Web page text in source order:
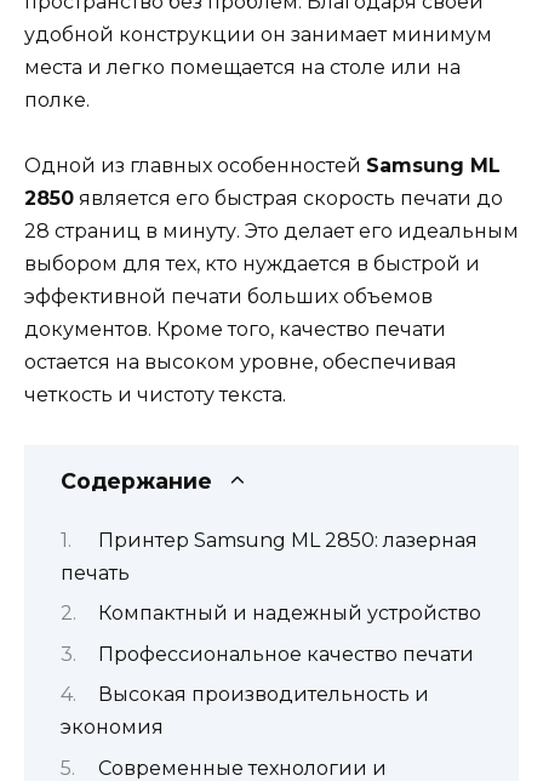
удобной конструкции он занимает минимум
места и легко помещается на столе или на
полке.
Одной из главных особенностей Samsung ML
2850 является его быстрая скорость печати до
28 страниц в минуту. Это делает его идеальным
выбором для тех, кто нуждается в быстрой и
эффективной печати больших объемов
документов. Кроме того, качество печати
остается на высоком уровне, обеспечивая
четкость и чистоту текста.
Содержание
Принтер Samsung ML 2850: лазерная
печать
Компактный и надежный устройство
Профессиональное качество печати
Высокая производительность и
экономия
Современные технологии и